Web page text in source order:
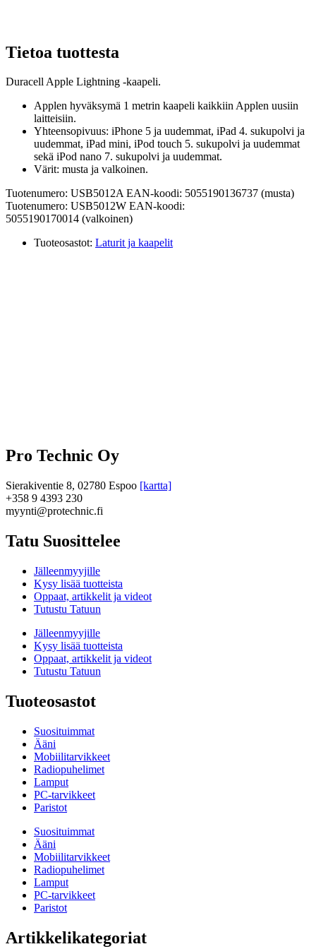
Tietoa tuottesta
Duracell Apple Lightning -kaapeli.
Applen hyväksymä 1 metrin kaapeli kaikkiin Applen uusiin
laitteisiin.
Yhteensopivuus: iPhone 5 ja uudemmat, iPad 4. sukupolvi ja
uudemmat, iPad mini, iPod touch 5. sukupolvi ja uudemmat
sekä iPod nano 7. sukupolvi ja uudemmat.
Värit: musta ja valkoinen.
Tuotenumero: USB5012A EAN-koodi: 5055190136737 (musta)
Tuotenumero: USB5012W EAN-koodi:
5055190170014 (valkoinen)
Tuoteosastot: Laturit ja kaapelit
Pro Technic Oy
Sierakiventie 8, 02780 Espoo [kartta]
+358 9 4393 230
myynti@protechnic.fi
Tatu Suosittelee
Jälleenmyyjille
Kysy lisää tuotteista
Oppaat, artikkelit ja videot
Tutustu Tatuun
Jälleenmyyjille
Kysy lisää tuotteista
Oppaat, artikkelit ja videot
Tutustu Tatuun
Tuoteosastot
Suosituimmat
Ääni
Mobiilitarvikkeet
Radiopuhelimet
Lamput
PC-tarvikkeet
Paristot
Suosituimmat
Ääni
Mobiilitarvikkeet
Radiopuhelimet
Lamput
PC-tarvikkeet
Paristot
Artikkelikategoriat